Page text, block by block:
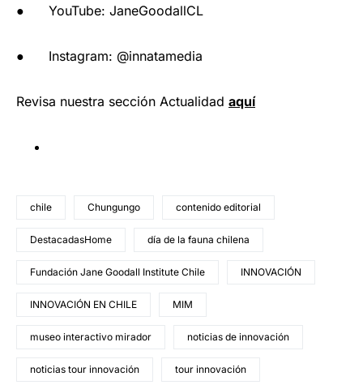
● YouTube: JaneGoodallCL
● Instagram: @innatamedia
Revisa nuestra sección Actualidad aquí
chile Chungungo contenido editorial
DestacadasHome día de la fauna chilena
Fundación Jane Goodall Institute Chile INNOVACIÓN
INNOVACIÓN EN CHILE MIM
museo interactivo mirador noticias de innovación
noticias tour innovación tour innovación